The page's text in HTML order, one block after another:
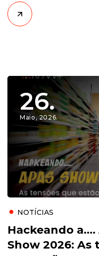
vantagem
26.
Maio, 2026.
NOTÍCIAS
Hackeando a….
Show 2026: As